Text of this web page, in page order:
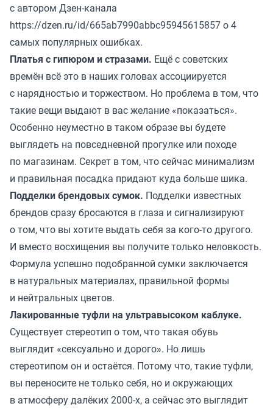
с автором Дзен-канала
https://dzen.ru/id/665ab7990abbc95945615857о 4
самых популярных ошибках.
Платья с гипюром и стразами. Ещё с советских
времён всё это в наших головах ассоциируется
с нарядностью и торжеством. Но проблема в том, что
такие вещи выдают в вас желание «показаться».
Особенно неуместно в таком образе вы будете
выглядеть на повседневной прогулке или походе
по магазинам. Секрет в том, что сейчас минимализм
и правильная посадка придают куда больше шика.
Подделки брендовых сумок. Подделки известных
брендов сразу бросаются в глаза и сигнализируют
о том, что вы хотите выдать себя за кого-то другого.
И вместо восхищения вы получите только неловкость.
Формула успешно подобранной сумки заключается
в натуральных материалах, правильной формы
и нейтральных цветов.
Лакированные туфли на ультравысоком каблуке.
Существует стереотип о том, что такая обувь
выглядит «сексуально и дорого». Но лишь
стереотипом он и остаётся. Потому что, такие туфли,
вы переносите не только себя, но и окружающих
в атмосферу далёких 2000-х, а сейчас это выглядит